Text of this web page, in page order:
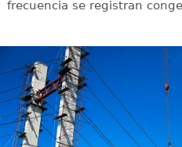
frecuencia se registran